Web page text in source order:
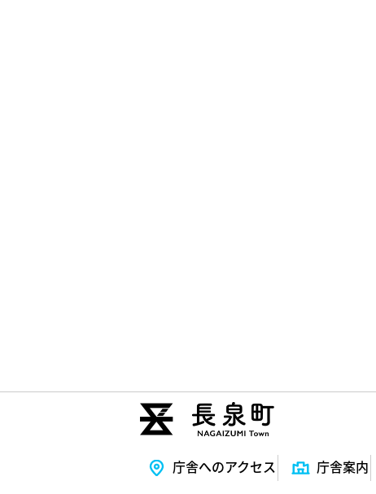
庁舎へのアクセス 庁舎案内